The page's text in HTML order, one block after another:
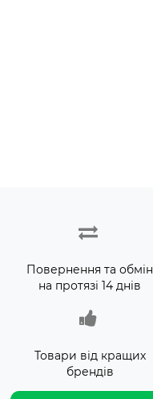
Повернення та обмін
на протязі 14 днів
Товари від кращих
брендів